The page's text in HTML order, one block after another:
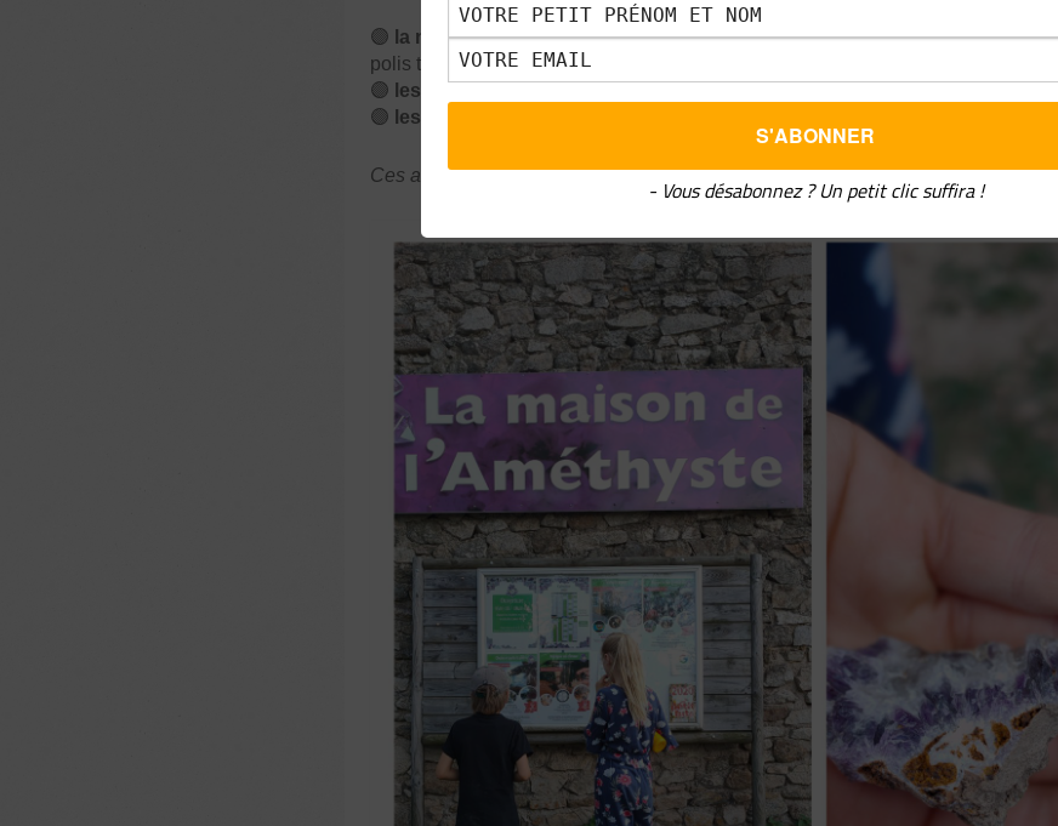
🟣 la maison de l’Améthysteau Vernet-Chaméane qui propose une partie
polis ta pierre » ou « Prospecte ta pierre » ;
🟣 les Mines d’Améthystes d’Auvergne
🟣 les qui offre la possibilité de visiter
Ces activités sont adaptées pour des enfants de 6 à 12 ans.
- Vous désabonnez ? Un petit clic suffira !